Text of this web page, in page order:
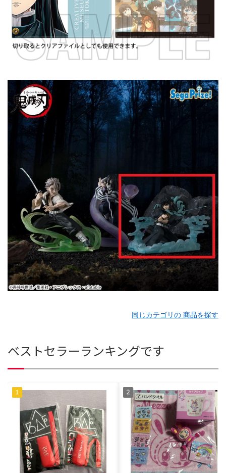
同じカテゴリの 商品を探す
ベストセラーランキングです